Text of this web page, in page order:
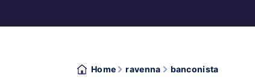
Home ravenna banconista